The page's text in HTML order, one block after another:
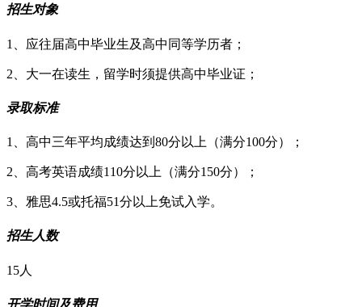
招生对象
1、应往届高中毕业生及高中同等学历者；
2、大一在读生，留学时须提供高中毕业证；
录取标准
1、高中三年平均成绩达到80分以上（满分100分）；
2、高考英语成绩110分以上（满分150分）；
3、雅思4.5或托福51分以上免试入学。
招生人数
15人
开学时间及费用